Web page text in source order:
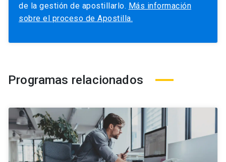
de la gestión de apostillarlo. Más información
sobre el proceso de Apostilla.
Programas relacionados